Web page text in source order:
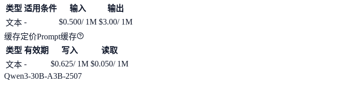
类型 适用条件 输入
输出
文本 - $0.500/ 1M $3.00/ 1M
缓存定价Prompt缓存
类型 有效期 写入
读取
文本 - $0.625/ 1M $0.050/ 1M
Qwen3-30B-A3B-2507